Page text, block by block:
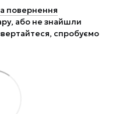
повернення
або не знайшли
спробуємо